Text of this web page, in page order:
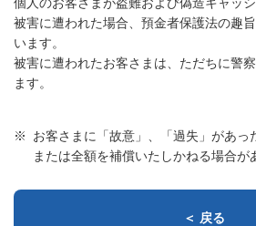
被害に遭われた場合、預金者保護法の趣
います。
被害に遭われたお客さまは、ただちに警
ます。
お客さまに「故意」、「過失」があっ
または全額を補償いたしかねる場合が
＜ 戻る